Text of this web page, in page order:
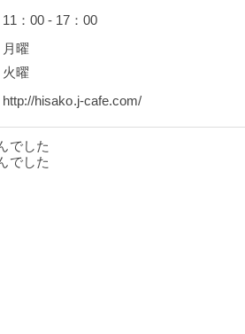
11：00 - 17：00
月曜
火曜
http://hisako.j-cafe.com/
でした
でした